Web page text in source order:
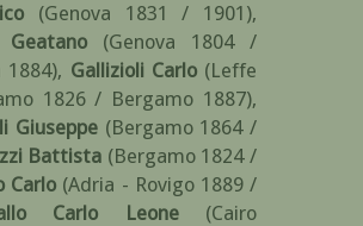
(Genova 1831 / 1901),
Geatano
(Genova 1804 /
1884), Gallizioli Carlo (Leffe
1826 / Bergamo 1887),
Giuseppe (Bergamo 1864 /
Battista (Bergamo 1824 /
Carlo (Adria - Rovigo 1889 /
Carlo Leone
(Cairo